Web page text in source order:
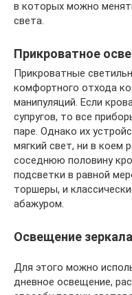
в которых можно
света.
Прикроватное
Прикроватные
комфортного отхода ко
манипуляций. Если
супругов, то все
паре. Однако их
мягкий свет, ни в коем
соседнюю половину
подсветки в равной
торшеры, и
абажуром.
Освещение зеркала
Для этого можно
дневное освещение,